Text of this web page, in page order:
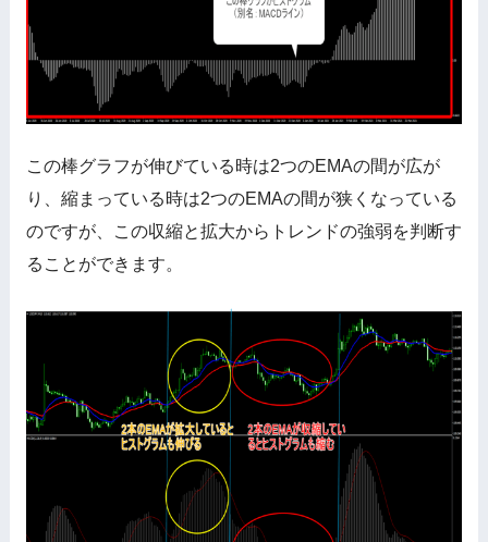
この棒グラフが伸びている時は2つのEMAの間が広が
り、縮まっている時は2つのEMAの間が狭くなっている
のですが、この収縮と拡大からトレンドの強弱を判断す
ることができます。